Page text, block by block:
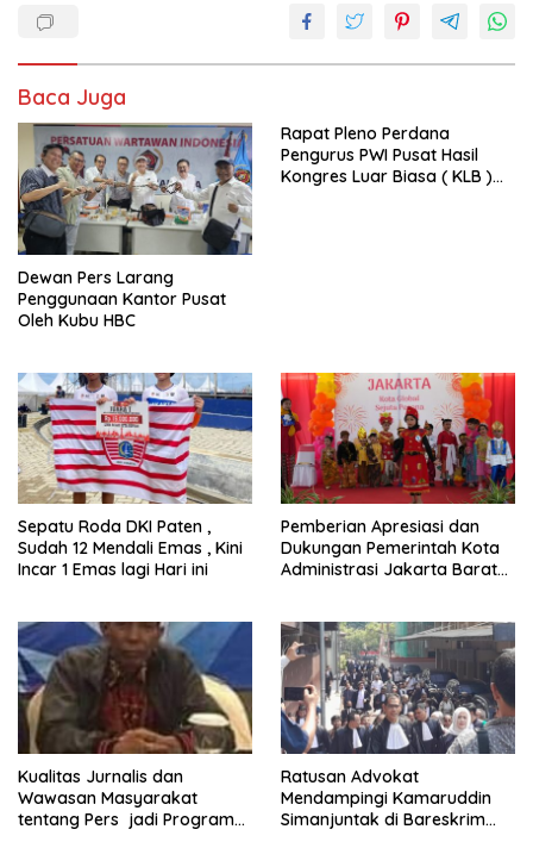
Baca Juga
Dewan Pers Larang
Penggunaan Kantor Pusat
Oleh Kubu HBC
Rapat Pleno Perdana
Pengurus PWI Pusat Hasil
Kongres Luar Biasa ( KLB )
Sepatu Roda DKI Paten ,
Sudah 12 Mendali Emas , Kini
Incar 1 Emas lagi Hari ini
Pemberian Apresiasi dan
Dukungan Pemerintah Kota
Administrasi Jakarta Barat
Jelajah Sahabat Perempuan
dan Anak ( SAPA )
Kualitas Jurnalis dan
Wawasan Masyarakat
tentang Pers jadi Program
Ratusan Advokat
Mendampingi Kamaruddin
Simanjuntak di Bareskrim